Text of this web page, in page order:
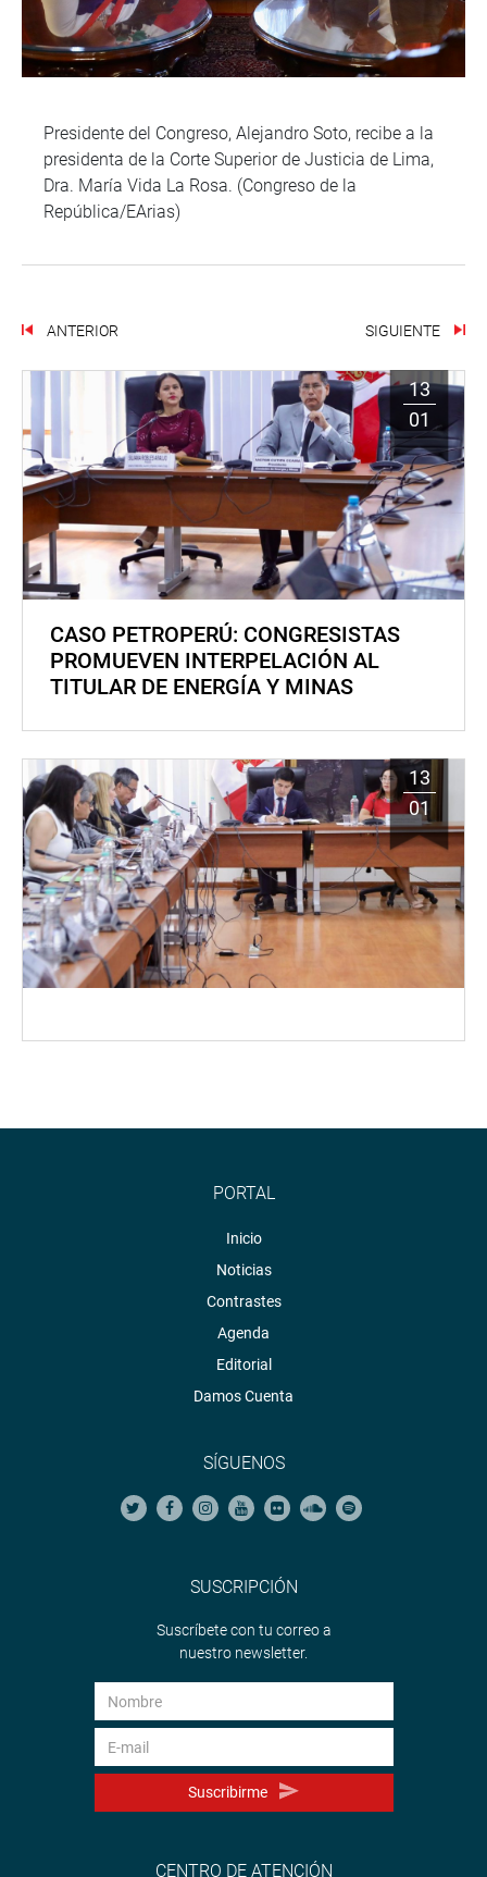
Presidente del Congreso, Alejandro Soto, recibe a la
presidenta de la Corte Superior de Justicia de Lima,
Dra. María Vida La Rosa. (Congreso de la
República/EArias)
ANTERIOR SIGUIENTE
13
01
CASO PETROPERÚ: CONGRESISTAS
PROMUEVEN INTERPELACIÓN AL
TITULAR DE ENERGÍA Y MINAS
13
01
PORTAL
Inicio
Noticias
Contrastes
Agenda
Editorial
Damos Cuenta
SÍGUENOS
SUSCRIPCIÓN
Suscríbete con tu correo a
nuestro newsletter.
Suscribirme
CENTRO DE ATENCIÓN